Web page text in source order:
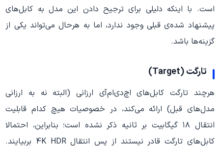
است. با اینکه دلیلی برای ترجیح دادن این مدل به کابل‌های
پیشنهاد شده‌ی قبلی وجود ندارد، اما به هرحال می‌تواند یکی از
گزینه‌ها باشد.
تارگت (Target)
هرچند تارگت کابل‌های اچ‌دی‌ام‌آی ارزانی (البته نه به ارزانی
مدل‌های قبل) ارائه می‌کند، در خصوصیات هیچ کدام قابلیت
انتقال ۱۸ گیگابیت بر ثانیه ذکر نشده است؛ بنابراین، احتمالا
کابل‌های تارگت قادر نیستند از پس انتقال 4K HDR بربیایند.